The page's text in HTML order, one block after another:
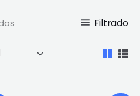
Filtrado